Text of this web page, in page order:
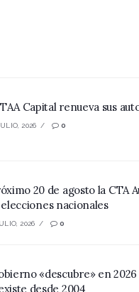
Capital renueva sus
2026 0
20 de agosto la CTA
nacionales
2026 0
«descubre» en
desde 2004